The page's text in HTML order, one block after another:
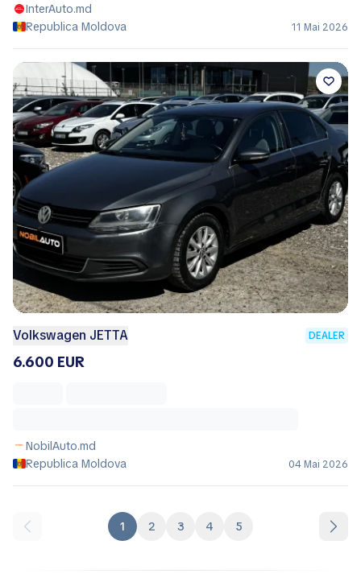
InterAuto.md
Republica Moldova
11 Mai 2026
Volkswagen JETTA DEALER
6.600 EUR
NobilAuto.md
Republica Moldova
04 Mai 2026
1 2 3 4 5